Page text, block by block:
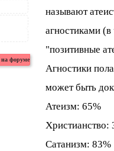
называют
агностиками
"позитивные
Агностики
может быть
Атеизм: 65%
Христианство:
Сатанизм: 83%